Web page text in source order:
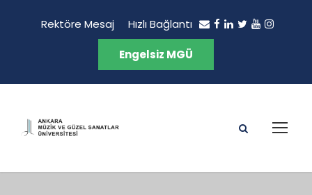
Rektöre Mesaj Hızlı Bağlantı
Engelsiz MGÜ